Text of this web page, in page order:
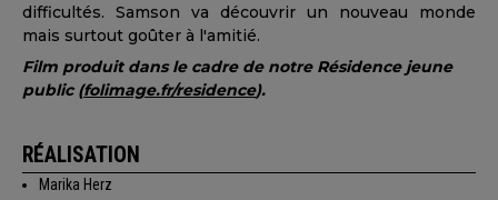
difficultés. Samson va découvrir un nouveau monde
mais surtout goûter à l'amitié.
Film produit dans le cadre de notre Résidence jeune
public (folimage.fr/residence).
RÉALISATION
Marika Herz